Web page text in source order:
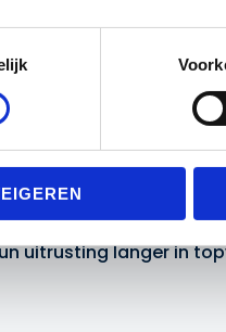
oppervlak
uitrusting langer in